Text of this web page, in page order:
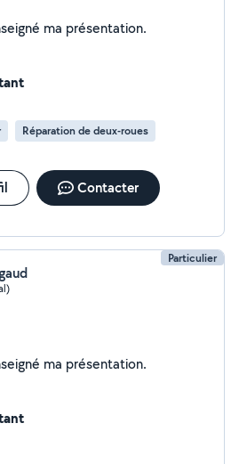
Je n'ai pas encore renseigné ma présentation.
Réparation de deux-roues
Contacter
Particulier
Je n'ai pas encore renseigné ma présentation.